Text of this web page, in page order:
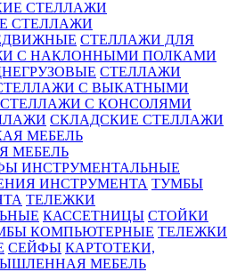
СТЕЛЛАЖИ
СТЕЛЛАЖИ ДЛЯ
С НАКЛОННЫМИ ПОЛКАМИ
СТЕЛЛАЖИ
С ВЫКАТНЫМИ
СТЕЛЛАЖИ С КОНСОЛЯМИ
СКЛАДСКИЕ СТЕЛЛАЖИ
МЕБЕЛЬ
ИНСТРУМЕНТАЛЬНЫЕ
ИНСТРУМЕНТА ТУМБЫ
ТЕЛЕЖКИ
КАССЕТНИЦЫ СТОЙКИ
КОМПЬЮТЕРНЫЕ ТЕЛЕЖКИ
СЕЙФЫ КАРТОТЕКИ,
МЕБЕЛЬ